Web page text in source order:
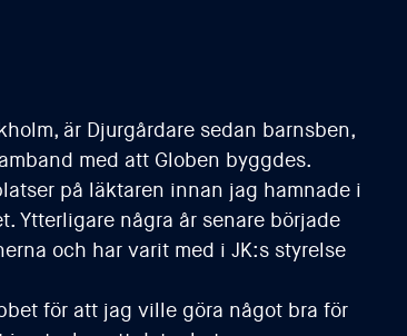
är Djurgårdare sedan barnsben,
med att Globen byggdes.
på läktaren innan jag hamnade i
Ytterligare några år senare började
och har varit med i JK:s styrelse
för att jag ville göra något bra för